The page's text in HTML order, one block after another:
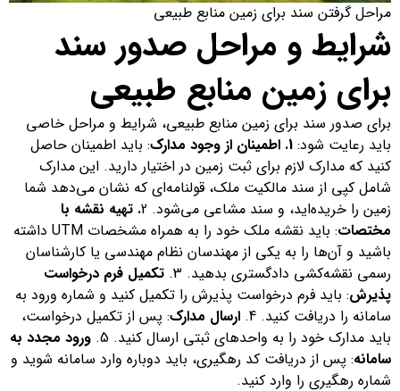
مراحل گرفتن سند برای زمین منابع طبیعی
شرایط و مراحل صدور سند
برای زمین منابع طبیعی
برای صدور سند برای زمین منابع طبیعی، شرایط و مراحل خاصی
باید رعایت شود: 1. اطمینان از وجود مدارک
: باید اطمینان حاصل
کنید که مدارک لازم برای ثبت زمین در اختیار دارید. این مدارک
شامل کپی از سند مالکیت ملک، قولنامه‌ای که نشان می‌دهد شما
زمین را خریده‌اید، و سند مشاعی می‌شود. 2 . تهیه نقشه با
مختصات
: باید نقشه ملک خود را به همراه مشخصات UTM داشته
باشید و آن‌ها را به یکی از مهندسان نظام مهندسی یا کارشناسان
رسمی نقشه‌کشی دادگستری بدهید. 3.
تکمیل فرم درخواست
پذیرش: باید فرم درخواست پذیرش را تکمیل کنید و شماره ورود به
سامانه را دریافت کنید. 4.
ارسال مدارک: پس از تکمیل درخواست،
باید مدارک خود را به واحدهای ثبتی ارسال کنید. 5.
ورود مجدد به
سامانه: پس از دریافت کد رهگیری، باید دوباره وارد سامانه شوید و
شماره رهگیری را وارد کنید.